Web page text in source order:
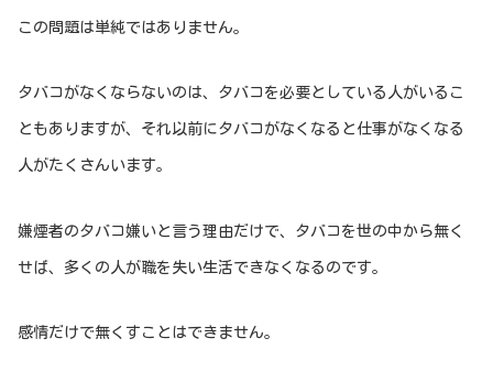
この問題は単純ではありません。
タバコがなくならないのは、タバコを必要としている人がいるこ
ともありますが、それ以前にタバコがなくなると仕事がなくなる
人がたくさんいます。
嫌煙者のタバコ嫌いと言う理由だけで、タバコを世の中から無く
せば、多くの人が職を失い生活できなくなるのです。
感情だけで無くすことはできません。